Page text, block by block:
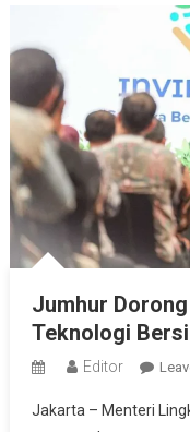
Jumhur
Teknologi
Editor
Jakarta – Menteri